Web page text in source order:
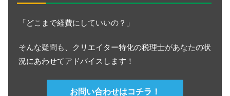
「どこまで経費にしていいの？」
そんな疑問も、クリエイター特化の税理士があなたの状
況にあわせてアドバイスします！
お問い合わせはコチラ！